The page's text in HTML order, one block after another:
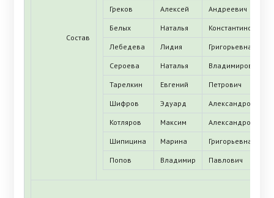
Состав
Греков Алексей Андреевич
Белых Наталья Константиновна
Лебедева Лидия Григорьевна
Сероева Наталья Владимировна
Тарелкин Евгений Петрович
Шифров Эдуард Александрович
Котляров Максим Александрович
Шипицина Марина Григорьевна
Попов Владимир Павлович